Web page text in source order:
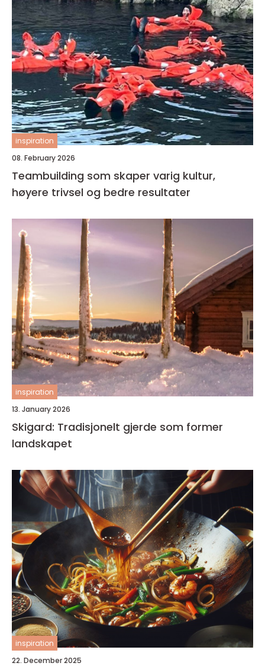
inspiration
08. February 2026
Teambuilding som skaper varig kultur,
høyere trivsel og bedre resultater
inspiration
13. January 2026
Skigard: Tradisjonelt gjerde som former
landskapet
inspiration
22. December 2025